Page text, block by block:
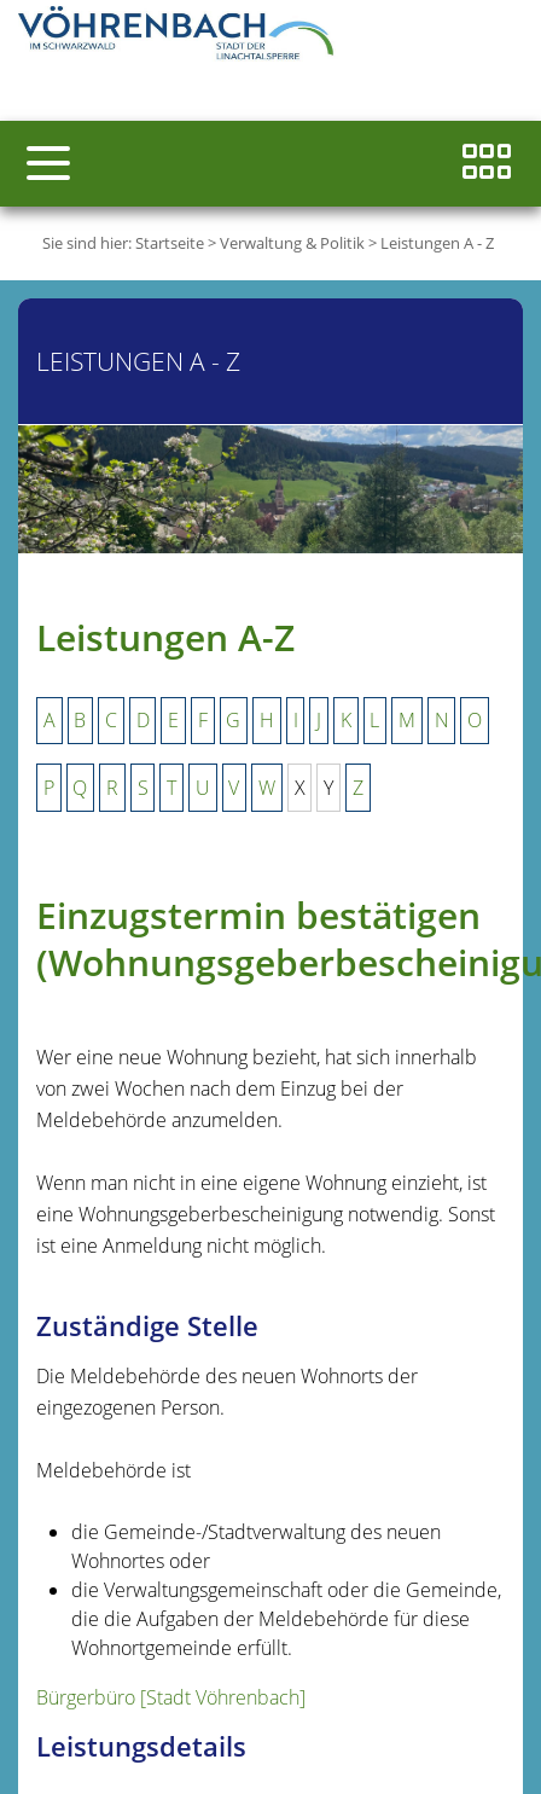
Sie sind hier:Startseite>Verwaltung & Politik> Leistungen A - Z
LEISTUNGEN A - Z
Leistungen A-Z
A B C D E F G H I J K L M N O
P Q R S T U V W X Y Z
Einzugstermin bestätigen
Wer eine neue Wohnung bezieht, hat sich innerhalb
von zwei Wochen nach dem Einzug bei der
Meldebehörde anzumelden.
Wenn man nicht in eine eigene Wohnung einzieht, ist
eine Wohnungsgeberbescheinigung notwendig. Sonst
ist eine Anmeldung nicht möglich.
Zuständige Stelle
Die Meldebehörde des neuen Wohnorts der
eingezogenen Person.
Meldebehörde ist
die Gemeinde-/Stadtverwaltung des neuen
Wohnortes oder
die Verwaltungsgemeinschaft oder die Gemeinde,
die die Aufgaben der Meldebehörde für diese
Wohnortgemeinde erfüllt.
Bürgerbüro [Stadt Vöhrenbach]
Leistungsdetails